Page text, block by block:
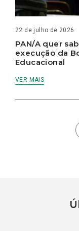
22 de julho de 2026
PAN/A quer
execução da
Educacional
VER MAIS